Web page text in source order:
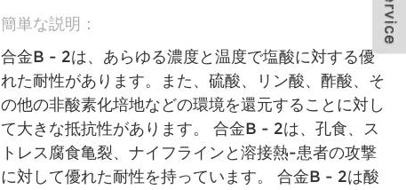
簡単な説明：
合金B - 2は、あらゆる濃度と温度で塩酸に対する優
れた耐性があります。また、硫酸、リン酸、酢酸、そ
の他の非酸素化培地などの環境を還元することに対し
て大きな抵抗性があります。 合金B - 2は、孔食、ス
トレス腐食亀裂、ナイフラインと溶接熱-患者の攻撃
に対して優れた耐性を持っています。 合金B - 2は酸